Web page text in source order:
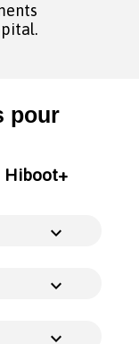
pour
Hiboot+